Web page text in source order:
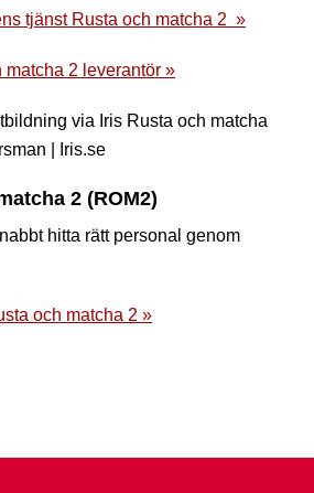
tjänst Rusta och matcha 2 »
2 leverantör »
2 (ROM2)
hitta rätt personal genom
och matcha 2 »